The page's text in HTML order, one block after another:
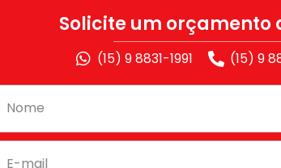
Solicite um orçamento
(15) 9 8831-1991 (15) 9